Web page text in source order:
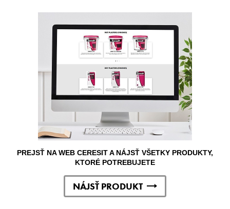
PREJSŤ NA WEB CERESIT A NÁJSŤ VŠETKY PRODUKTY,
KTORÉ POTREBUJETE
NÁJSŤ PRODUKT